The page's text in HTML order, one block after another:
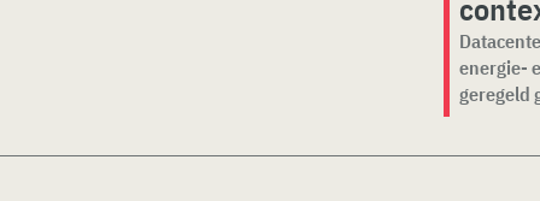
energie-
geregeld